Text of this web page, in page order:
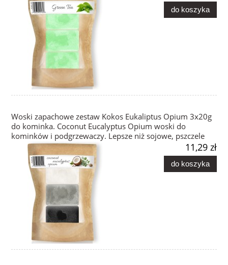
do koszyka
Woski zapachowe zestaw Kokos Eukaliptus Opium 3x20g
do kominka. Coconut Eucalyptus Opium woski do
kominków i podgrzewaczy. Lepsze niż sojowe, pszczele
11,29 zł
do koszyka